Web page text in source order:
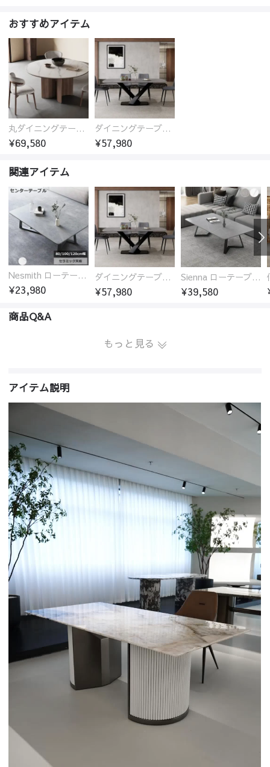
おすすめアイテム
丸ダイニングテーブル セラミック天板 耐熱 キズに強い 丸型 北欧 無垢材 円卓 円型
¥69,580
ダイニングテーブル おしゃれ セラミック天板 大理石柄 食卓 4人用 4人 6人 140cm 160cm 180cm 耐久性 耐熱 食事テーブル
¥57,980
関連アイテム
Nesmith ローテーブル センターテーブル セラミック天板
¥23,980
ダイニングテーブル おしゃれ セラミック天板 大理石柄 食卓 4人用 4人 6人 140cm 160cm 180cm 耐久性 耐熱 食事テーブル
¥57,980
Sienna ローテーブル センターテーブル セラミック天板 幅100/120/130/140cm
¥39,580
商品Q&A
もっと見る
アイテム説明